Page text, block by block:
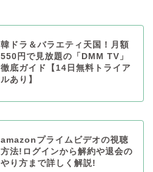
韓ドラ＆バラエティ天国！月額
550円で見放題の「DMM TV」
徹底ガイド【14日無料トライア
ルあり】
amazonプライムビデオの視聴
方法!ログインから解約や退会の
やり方まで詳しく解説!